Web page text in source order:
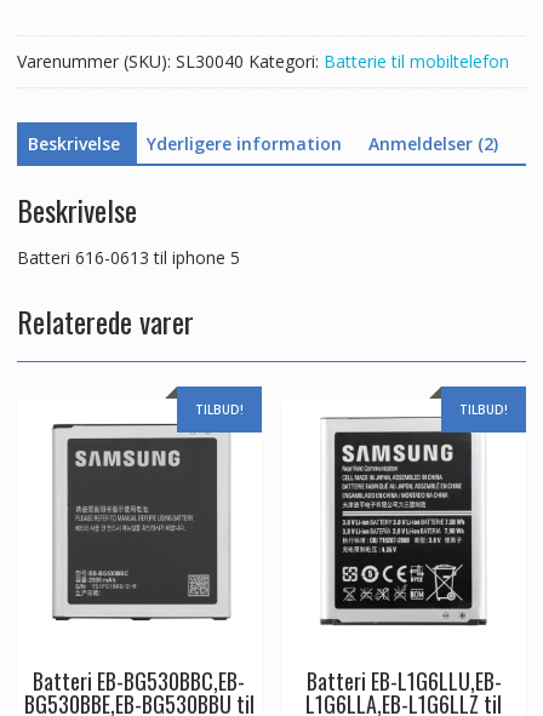
Varenummer (SKU): SL30040 Kategori: Batterie til mobiltelefon
Beskrivelse Yderligere information Anmeldelser (2)
Beskrivelse
Batteri 616-0613 til iphone 5
Relaterede varer
TILBUD!
Batteri EB-BG530BBC,EB-
BG530BBE,EB-BG530BBU til
TILBUD!
Batteri EB-L1G6LLU,EB-
L1G6LLA,EB-L1G6LLZ til